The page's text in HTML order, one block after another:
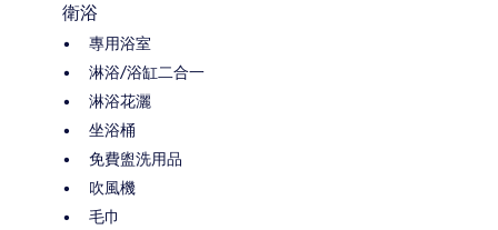
衛浴
專用浴室
淋浴/浴缸二合一
淋浴花灑
坐浴桶
免費盥洗用品
吹風機
毛巾